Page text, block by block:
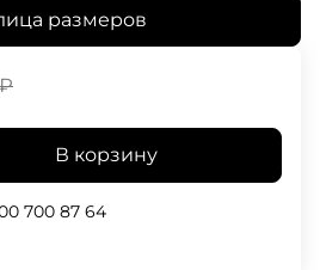
размеров
₽
В корзину
700 87 64